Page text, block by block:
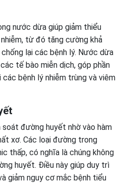
nước dừa giúp giảm thiểu
từ đó tăng cường khả
lại các bệnh lý. Nước dừa
tế bào miễn dịch, góp phần
bệnh lý nhiễm trùng và viêm
đường huyết nhờ vào hàm
xơ. Các loại đường trong
thấp, có nghĩa là chúng không
huyết. Điều này giúp duy trì
giảm nguy cơ mắc bệnh tiểu